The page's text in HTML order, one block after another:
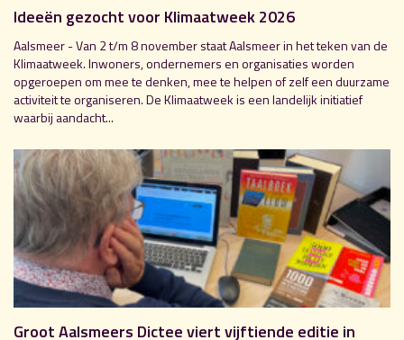
Ideeën gezocht voor Klimaatweek 2026
Aalsmeer - Van 2 t/m 8 november staat Aalsmeer in het teken van de
Klimaatweek. Inwoners, ondernemers en organisaties worden
opgeroepen om mee te denken, mee te helpen of zelf een duurzame
activiteit te organiseren. De Klimaatweek is een landelijk initiatief
waarbij aandacht...
Groot Aalsmeers Dictee viert vijftiende editie in